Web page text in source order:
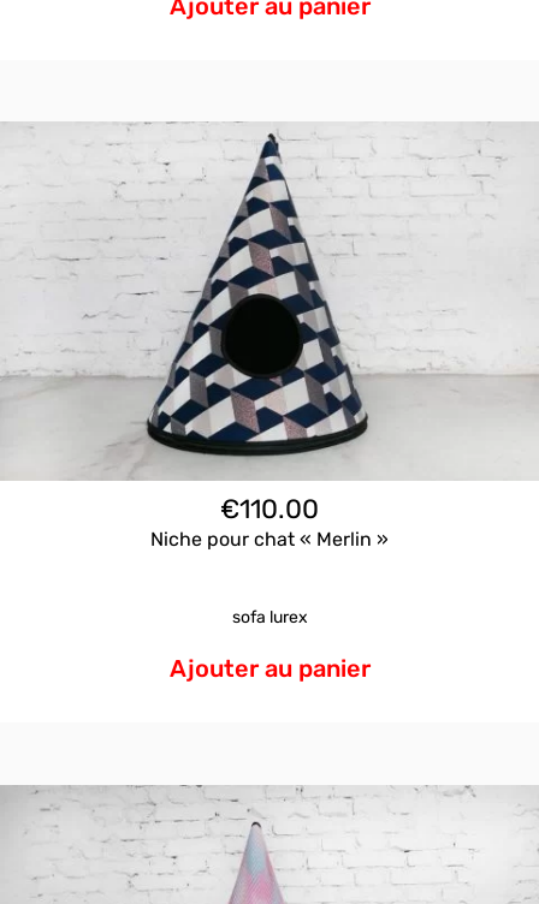
€110.00
Niche pour chat « Merlin »
sofa lurex
Ajouter au panier